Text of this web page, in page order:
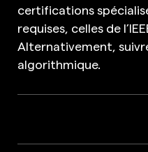
certifications
requises, celles de
Alternativement,
algorithmique.